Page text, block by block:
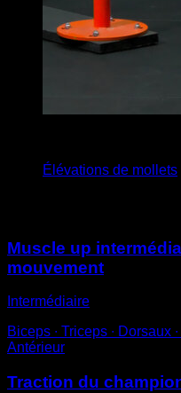
Élévations de mollets
Muscle up
mouvement
Intermédiaire
Biceps ∙ Triceps ∙ Dorsaux
Antérieur
Traction du